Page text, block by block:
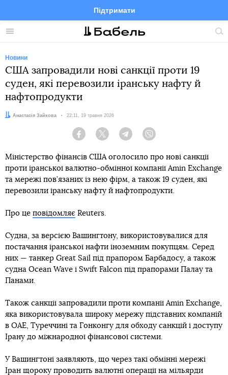
Меню
Підтримати
FacebookTelegramTwitter
Новини
США запровадили нові санкції проти 19
суден, які перевозили іранську нафту й
нафтопродукти
Автор:
Анастасія Зайкова Дата:
22:11, 19 травня 2026
Facebook Twitter Telegram
Міністерство фінансів США оголосило про нові санкції
проти іранської валютно-обмінної компанії Amin Exchange
та мережі пов’язаних із нею фірм, а також 19 суден, які
перевозили іранську нафту й нафтопродукти.
Про це повідомляє Reuters.
Судна, за версією Вашингтону, використовувалися для
постачання іранської нафти іноземним покупцям. Серед
них — танкер Great Sail під прапором Барбадосу, а також
судна Ocean Wave і Swift Falcon під прапорами Палау та
Панами.
Також санкції запровадили проти компанії Amin Exchange,
яка використовувала широку мережу підставних компаній
в ОАЕ, Туреччині та Гонконгу для обходу санкцій і доступу
Ірану до міжнародної фінансової системи.
У Вашингтоні заявляють, що через такі обмінні мережі
Іран щороку проводить валютні операції на мільярди